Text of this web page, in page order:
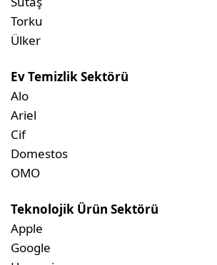
Torku
Ülker
Ev TemizlikSektörü
Alo
Ariel
Cif
Domestos
OMO
Teknolojik Ürün Sektörü
Apple
Google